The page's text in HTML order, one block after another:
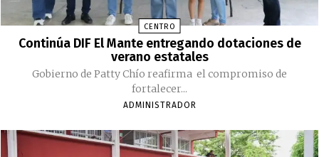
CENTRO
Continúa DIF El Mante entregando dotaciones de
verano estatales
Gobierno de Patty Chío reafirma el compromiso de
fortalecer...
ADMINISTRADOR